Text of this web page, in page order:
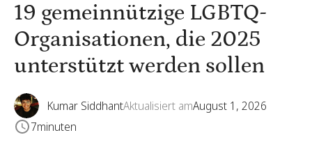
19 gemeinnützige LGBTQ-
Organisationen, die 2025
unterstützt werden sollen
Kumar SiddhantAktualisiert amAugust 1, 2026
7minuten